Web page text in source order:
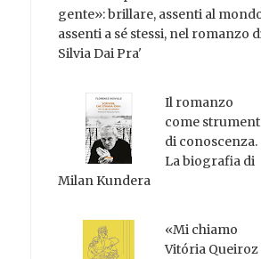
gente»: brillare, assenti al
assenti a sé stessi, nel romanzo
Silvia Dai Pra'
Il romanzo
come
di conoscenza.
La biografia di
Milan Kundera
«Mi chiamo
Vitória Queiroz